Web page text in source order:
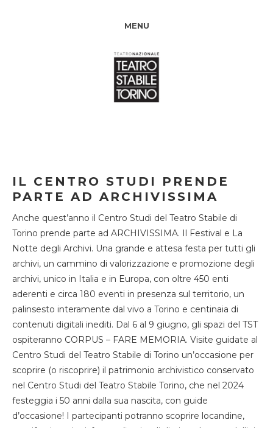
MENU
IL CENTRO STUDI PRENDE
PARTE AD ARCHIVISSIMA
Anche quest’anno il Centro Studi del Teatro Stabile di
Torino prende parte ad ARCHIVISSIMA. Il Festival e La
Notte degli Archivi. Una grande e attesa festa per tutti gli
archivi, un cammino di valorizzazione e promozione degli
archivi, unico in Italia e in Europa, con oltre 450 enti
aderenti e circa 180 eventi in presenza sul territorio, un
palinsesto interamente dal vivo a Torino e centinaia di
contenuti digitali inediti. Dal 6 al 9 giugno, gli spazi del TST
ospiteranno CORPUS – FARE MEMORIA. Visite guidate al
Centro Studi del Teatro Stabile di Torino un’occasione per
scoprire (o riscoprire) il patrimonio archivistico conservato
nel Centro Studi del Teatro Stabile Torino, che nel 2024
festeggia i 50 anni dalla sua nascita, con guide
d’occasione! I partecipanti potranno scoprire locandine,